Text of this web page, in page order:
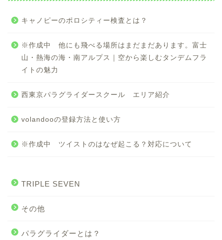
キャノピーのポロシティー検査とは？
※作成中 他にも飛べる場所はまだまだあります。富士
山・熱海の海・南アルプス｜空から楽しむタンデムフラ
イトの魅力
西東京パラグライダースクール エリア紹介
volandooの登録方法と使い方
※作成中 ツイストのはなぜ起こる？対応について
TRIPLE SEVEN
その他
パラグライダーとは？